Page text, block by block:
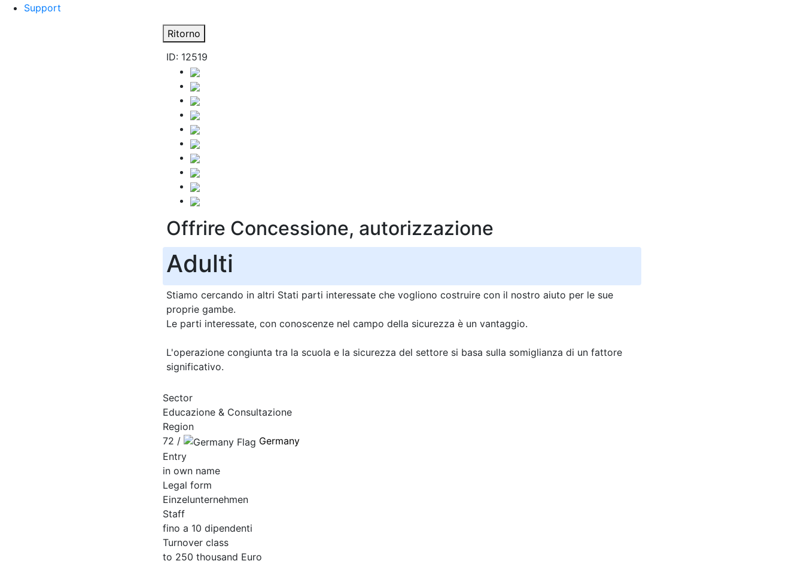
Support
Ritorno
ID: 12519
Offrire Concessione, autorizzazione
Adulti
Stiamo cercando in altri Stati parti interessate che vogliono costruire con il nostro aiuto per le sue
proprie gambe.
Le parti interessate, con conoscenze nel campo della sicurezza è un vantaggio.
L'operazione congiunta tra la scuola e la sicurezza del settore si basa sulla somiglianza di un fattore
significativo.
Sector
Educazione & Consultazione
Region
72 /
Germany
Entry
in own name
Legal form
Einzelunternehmen
Staff
fino a 10 dipendenti
Turnover class
to 250 thousand Euro